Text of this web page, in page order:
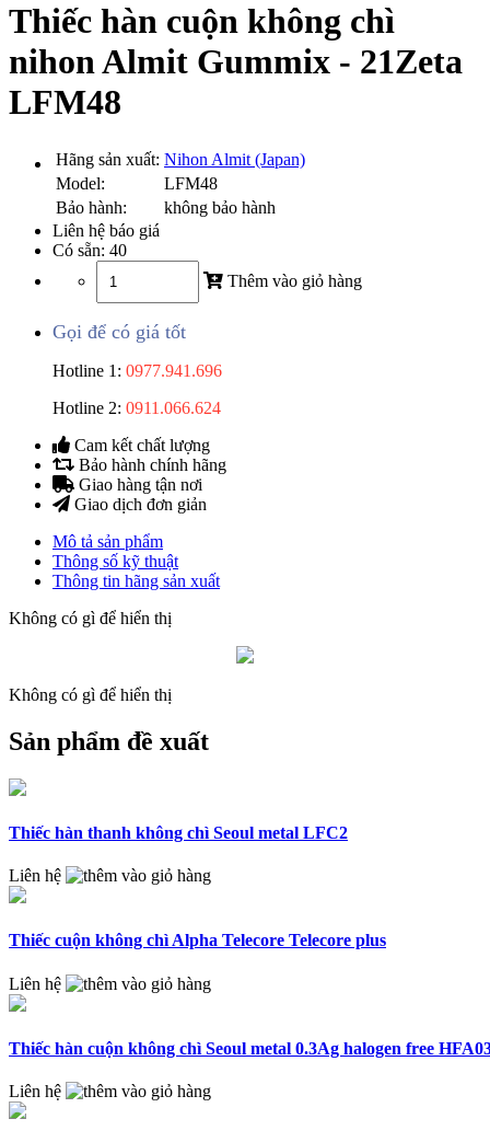
Thiếc hàn cuộn không chì
nihon Almit Gummix - 21Zeta
LFM48
Hãng sản xuất: Nihon Almit (Japan)
Model:
LFM48
Bảo hành:
không bảo hành
Liên hệ báo giá
Có sẵn: 40
Thêm vào giỏ hàng
Gọi để có giá tốt
Hotline 1: 0977.941.696
Hotline 2: 0911.066.624
Cam kết chất lượng
Bảo hành chính hãng
Giao hàng tận nơi
Giao dịch đơn giản
Mô tả sản phẩm
Thông số kỹ thuật
Thông tin hãng sản xuất
Không có gì để hiển thị
Không có gì để hiển thị
Sản phẩm đề xuất
Thiếc hàn thanh không chì Seoul metal LFC2
Liên hệ
Thiếc cuộn không chì Alpha Telecore Telecore plus
Liên hệ
Thiếc hàn cuộn không chì Seoul metal 0.3Ag halogen free
Liên hệ